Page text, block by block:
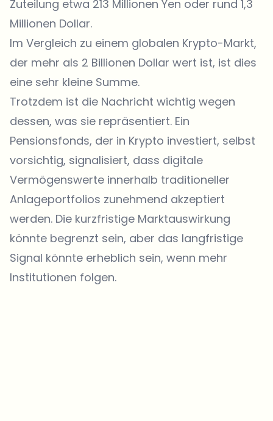
Zuteilung etwa 213 Millionen Yen oder rund 1,3
Millionen Dollar.
Im Vergleich zu einem globalen Krypto-Markt,
der mehr als 2 Billionen Dollar wert ist, ist dies
eine sehr kleine Summe.
Trotzdem ist die Nachricht wichtig wegen
dessen, was sie repräsentiert. Ein
Pensionsfonds, der in Krypto investiert, selbst
vorsichtig, signalisiert, dass digitale
Vermögenswerte innerhalb traditioneller
Anlageportfolios zunehmend akzeptiert
werden. Die kurzfristige Marktauswirkung
könnte begrenzt sein, aber das langfristige
Signal könnte erheblich sein, wenn mehr
Institutionen folgen.